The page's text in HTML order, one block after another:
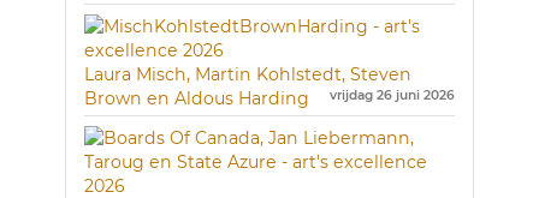
Laura Misch, Martin Kohlstedt, Steven
Brown en Aldous Harding
vrijdag 26 juni 2026